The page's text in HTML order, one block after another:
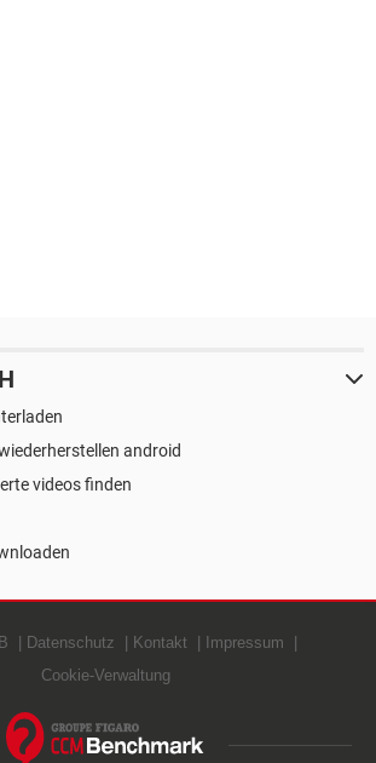
android
videos finden
Datenschutz Kontakt
Impressum
Cookie-Verwaltung